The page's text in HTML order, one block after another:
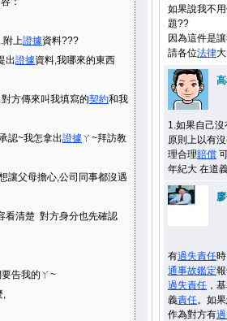
附上證據資料???
出證據資料,我哪來的東西
方傳來叫我填寫的契約和我
認~我怎拿出證據ㄚ~拜訪教
讓父母擔心,公司同事都沒遇
看清楚 對方身分也先確認
告我的ㄚ~
,
如果說我不
題??
因為這件是
請各位法律
1.如果自己沒
原則上以有
理合理賠償
年紀大 在道
有過失責任
通事故鑑定
過失責任 ，
義責任。如
作為對方有